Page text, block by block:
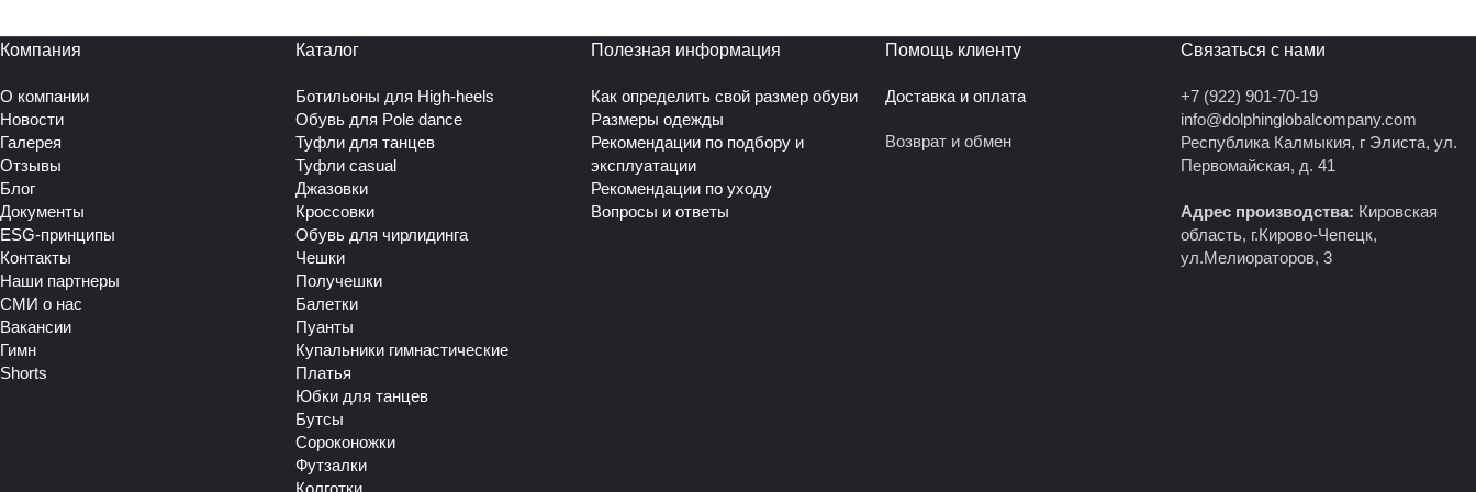
Компания
О компании
Новости
Галерея
Отзывы
Блог
Документы
ESG-принципы
Контакты
Наши партнеры
СМИ о нас
Вакансии
Гимн
Shorts
Каталог
Ботильоны для High-heels
Обувь для Pole dance
Туфли для танцев
Туфли casual
Джазовки
Кроссовки
Обувь для чирлидинга
Чешки
Получешки
Балетки
Пуанты
Купальники гимнастические
Платья
Юбки для танцев
Бутсы
Сороконожки
Футзалки
Полезная информация
Как определить свой размер обуви
Размеры одежды
Рекомендации по подбору и
эксплуатации
Рекомендации по уходу
Вопросы и ответы
Помощь клиенту
Доставка и оплата
Возврат и обмен
Связаться с нами
+7 (922) 901-70-19
info@dolphinglobalcompany.com
Республика Калмыкия, г Элиста, ул.
Первомайская, д. 41
Адрес производства: Кировская
область, г.Кирово-Чепецк,
ул.Мелиораторов, 3